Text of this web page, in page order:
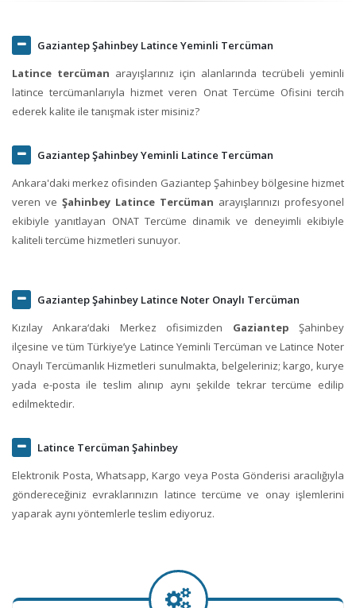
Gaziantep Şahinbey Latince Yeminli Tercüman
Latince tercüman arayışlarınız için alanlarında tecrübeli yeminli
latince tercümanlarıyla hizmet veren Onat Tercüme Ofisini tercih
ederek kalite ile tanışmak ister misiniz?
Gaziantep Şahinbey Yeminli Latince Tercüman
Ankara'daki merkez ofisinden Gaziantep Şahinbey bölgesine hizmet
veren ve Şahinbey Latince Tercüman arayışlarınızı profesyonel
ekibiyle yanıtlayan ONAT Tercüme dinamik ve deneyimli ekibiyle
kaliteli tercüme hizmetleri sunuyor.
Gaziantep Şahinbey Latince Noter Onaylı Tercüman
Kızılay Ankara‘daki Merkez ofisimizden Gaziantep Şahinbey
ilçesine ve tüm Türkiye’ye Latince Yeminli Tercüman ve Latince Noter
Onaylı Tercümanlık Hizmetleri sunulmakta, belgeleriniz; kargo, kurye
yada e-posta ile teslim alınıp aynı şekilde tekrar tercüme edilip
edilmektedir.
Latince Tercüman Şahinbey
Elektronik Posta, Whatsapp, Kargo veya Posta Gönderisi aracılığıyla
göndereceğiniz evraklarınızın latince tercüme ve onay işlemlerini
yaparak aynı yöntemlerle teslim ediyoruz.